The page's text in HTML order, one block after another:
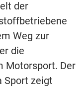
der
Weg zur
die
Motorsport. Der
Sport zeigt